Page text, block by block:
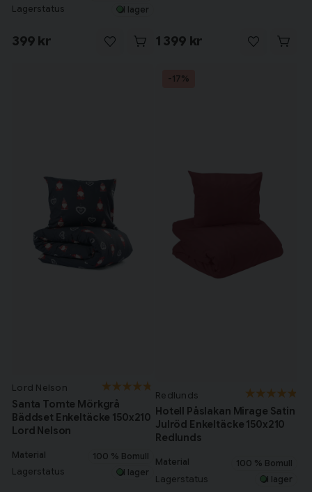
Lagerstatus I lager
399 kr 1 399 kr
Lord Nelson
Santa Tomte Mörkgrå
Bäddset Enkeltäcke 150x210
Lord Nelson
Material 100 % Bomull
Lagerstatus I lager
Redlunds
Hotell Påslakan Mirage Satin
Julröd Enkeltäcke 150x210
Redlunds
Material 100 % Bomull
Lagerstatus I lager
-17%